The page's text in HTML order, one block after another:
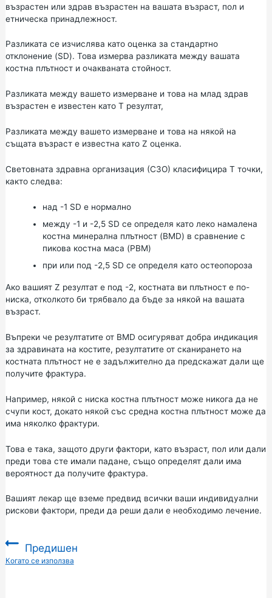
възрастен или здрав възрастен на вашата възраст, пол и
етническа принадлежност.
Разликата се изчислява като оценка за стандартно
отклонение (SD). Това измерва разликата между вашата
костна плътност и очакваната стойност.
Разликата между вашето измерване и това на млад здрав
възрастен е известен като Т резултат,
Разликата между вашето измерване и това на някой на
същата възраст е известна като Z оценка.
Световната здравна организация (СЗО) класифицира Т точки,
както следва:
над -1 SD е нормално
между -1 и -2,5 SD се определя като леко намалена
костна минерална плътност (BMD) в сравнение с
пикова костна маса (PBM)
при или под -2,5 SD се определя като остеопороза
Ако вашият Z резултат е под -2, костната ви плътност е по-
ниска, отколкото би трябвало да бъде за някой на вашата
възраст.
Въпреки че резултатите от BMD осигуряват добра индикация
за здравината на костите, резултатите от сканирането на
костната плътност не е задължително да предскажат дали ще
получите фрактура.
Например, някой с ниска костна плътност може никога да не
счупи кост, докато някой със средна костна плътност може да
има няколко фрактури.
Това е така, защото други фактори, като възраст, пол или дали
преди това сте имали падане, също определят дали има
вероятност да получите фрактура.
Вашият лекар ще вземе предвид всички ваши индивидуални
рискови фактори, преди да реши дали е необходимо лечение.
Предишен
:Когато се използва